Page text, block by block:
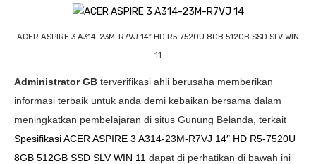
ACER ASPIRE 3 A314-23M-R7VJ 14″ HD R5-7520U 8GB 512GB SSD SLV WIN
11
Administrator GB terverifikasi ahli berusaha memberikan
informasi terbaik untuk anda demi kebaikan bersama dalam
meningkatkan pembelajaran di situs Gunung Belanda, terkait
Spesifikasi ACER ASPIRE 3 A314-23M-R7VJ 14″ HD R5-7520U
8GB 512GB SSD SLV WIN 11 dapat di perhatikan di bawah ini